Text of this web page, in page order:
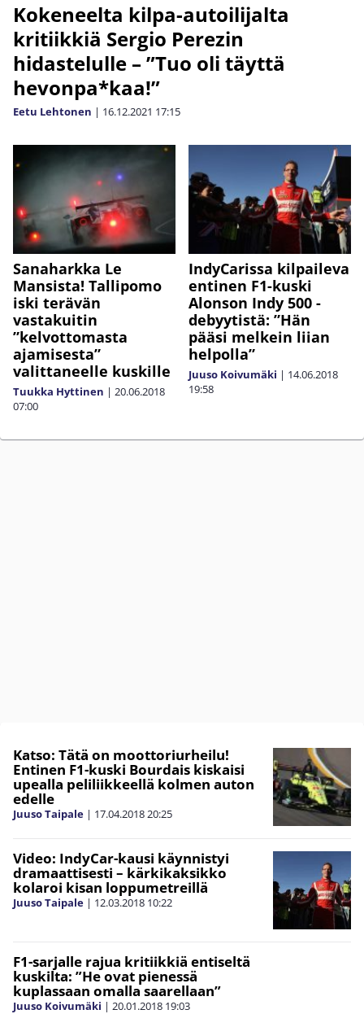
Kokeneelta kilpa-autoilijalta
kritiikkiä Sergio Perezin
hidastelulle – ”Tuo oli täyttä
hevonpa*kaa!”
Eetu Lehtonen | 16.12.2021 17:15
Sanaharkka Le
Mansista! Tallipomo
iski terävän
vastakuitin
”kelvottomasta
ajamisesta”
valittaneelle kuskille
Tuukka Hyttinen | 20.06.2018
07:00
IndyCarissa kilpaileva
entinen F1-kuski
Alonson Indy 500 -
debyytistä: ”Hän
pääsi melkein liian
helpolla”
Juuso Koivumäki | 14.06.2018
19:58
Katso: Tätä on moottoriurheilu!
Entinen F1-kuski Bourdais kiskaisi
upealla peliliikkeellä kolmen auton
edelle
Juuso Taipale | 17.04.201820:25
Video: IndyCar-kausi käynnistyi
dramaattisesti – kärkikaksikko
kolaroi kisan loppumetreillä
Juuso Taipale | 12.03.2018 10:22
F1-sarjalle rajua kritiikkiä entiseltä
kuskilta: ”He ovat pienessä
kuplassaan omalla saarellaan”
Juuso Koivumäki | 20.01.2018 19:03